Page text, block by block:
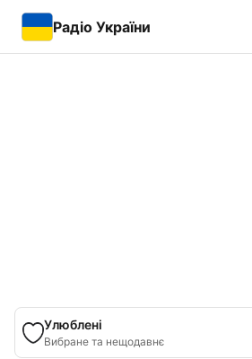
Радіо України
Улюблені
Вибране та нещодавнє